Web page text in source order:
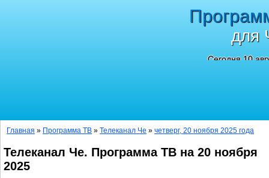
для
Сегодня 10
Главная » Программа ТВ » Телеканал Че » четверг, 20 ноября 2025 года
Телеканал Че. Программа ТВ на 20 ноября
2025